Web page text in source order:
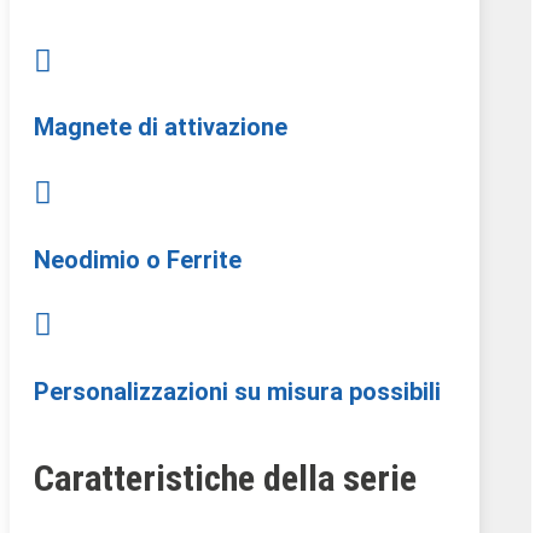

Magnete di attivazione

Neodimio o Ferrite

Personalizzazioni su misura possibili
Caratteristiche della serie